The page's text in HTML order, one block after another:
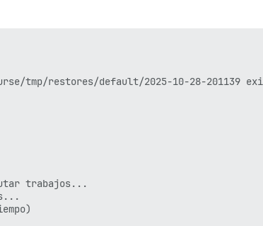
tmp/restores/default/2025-10-28-201139
trabajos...